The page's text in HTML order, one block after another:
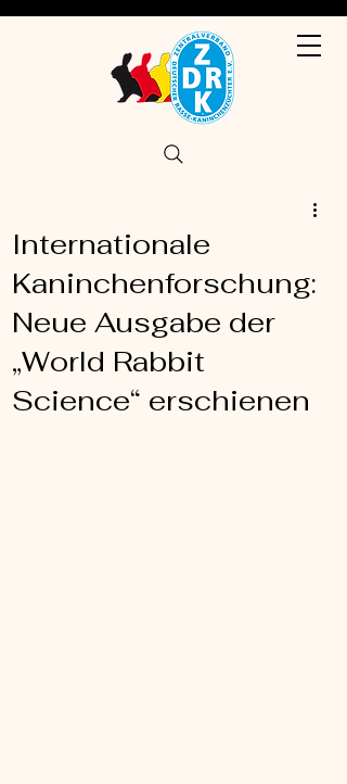
Internationale
Kaninchenforschung:
Neue Ausgabe der
„World Rabbit
Science“ erschienen